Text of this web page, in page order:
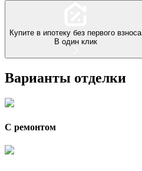
Купите в ипотеку без первого взноса
В один клик
Варианты отделки
С ремонтом